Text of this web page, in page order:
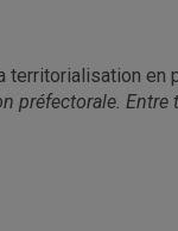
en
préfectorale.